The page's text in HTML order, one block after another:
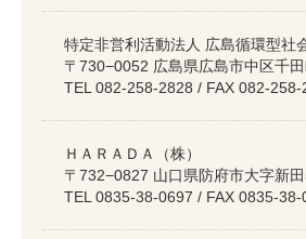
特定非営利活動法人 広島循環型社
〒730−0052 広島県広島市中区千
TEL 082-258-2828 / FAX 082-258-
ＨＡＲＡＤＡ（株）
〒732−0827 山口県防府市大字新
TEL 0835-38-0697 / FAX 0835-38-